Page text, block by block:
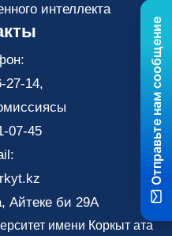
интеллекта
27-14,
07-45
Айтеке би 29А
имени Коркыт ата
Отправьте нам сообщение